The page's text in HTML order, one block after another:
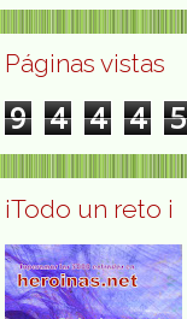
Páginas vistas
9 4 4 4 5
¡Todo un reto ¡